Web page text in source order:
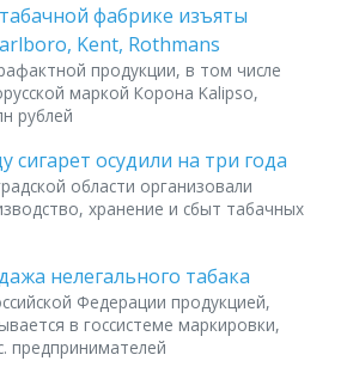
фабрике изъяты
Kent, Rothmans
продукции, в том числе
маркой Корона Kalipso,
рублей
сигарет осудили на три года
области организовали
хранение и сбыт табачных
нелегального табака
Федерации продукцией,
в госсистеме маркировки,
предпринимателей